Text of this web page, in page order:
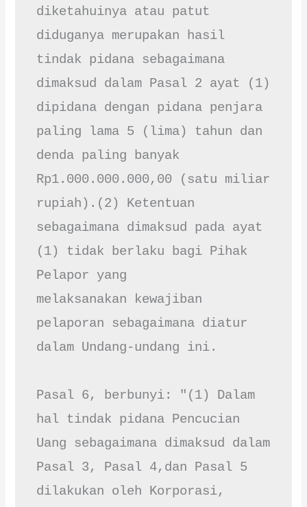
diketahuinya atau patut
diduganya merupakan hasil
tindak pidana sebagaimana
dimaksud dalam Pasal 2 ayat (1)
dipidana dengan pidana penjara
paling lama 5 (lima) tahun dan
denda paling banyak
Rp1.000.000.000,00 (satu miliar
rupiah).(2) Ketentuan
sebagaimana dimaksud pada ayat
(1) tidak berlaku bagi Pihak
Pelapor yang
melaksanakan kewajiban
pelaporan sebagaimana diatur
dalam Undang-undang ini.
Pasal 6, berbunyi: "(1) Dalam
hal tindak pidana Pencucian
Uang sebagaimana dimaksud dalam
Pasal 3, Pasal 4,dan Pasal 5
dilakukan oleh Korporasi,